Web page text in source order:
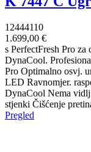
12444110
1.699,00 €
s PerfectFresh Pro
DynaCool.
Pro Optimalno osvj.
LED Ravnomjer.
DynaCool Nema
stjenki Čišćenje
Pregled